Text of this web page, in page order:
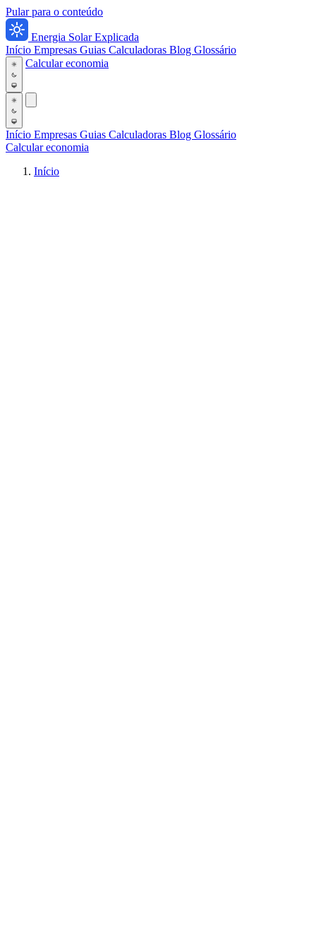
Pular para o conteúdo
Energia Solar Explicada
Início Empresas Guias Calculadoras Blog Glossário
Calcular economia
Início Empresas Guias Calculadoras Blog Glossário
Calcular economia
Início